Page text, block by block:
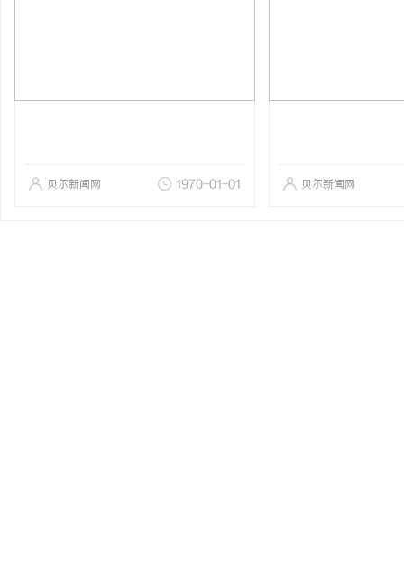
贝尔新闻网 1970-01-01 贝尔新闻网